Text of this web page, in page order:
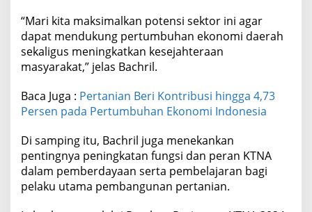
“Mari kita maksimalkan potensi sektor ini agar
dapat mendukung pertumbuhan ekonomi daerah
sekaligus meningkatkan kesejahteraan
masyarakat,” jelas Bachril.
Baca Juga : Pertanian Beri Kontribusi hingga 4,73
Persen pada Pertumbuhan Ekonomi Indonesia
Di samping itu, Bachril juga menekankan
pentingnya peningkatan fungsi dan peran KTNA
dalam pemberdayaan serta pembelajaran bagi
pelaku utama pembangunan pertanian.